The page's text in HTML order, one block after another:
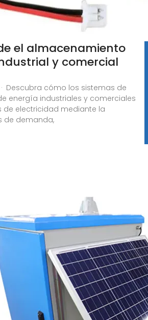
el almacenamiento
y comercial
Descubra cómo los sistemas de
energía industriales y comerciales
de electricidad mediante la
de demanda,